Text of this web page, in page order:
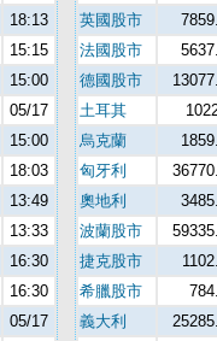
18:13
15:15
15:00
05/17
15:00
18:03
13:49
13:33
16:30
16:30
05/17
英國股市
法國股市
德國股市
土耳其
烏克蘭
匈牙利
奧地利
波蘭股市
捷克股市
希臘股市
義大利